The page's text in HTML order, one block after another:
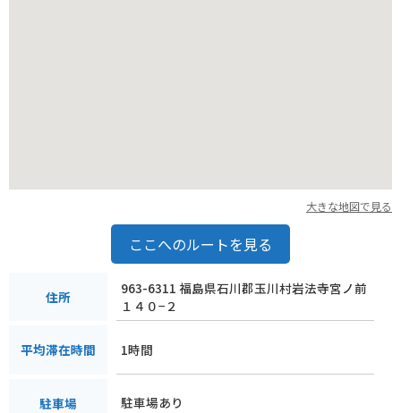
大きな地図で見る
ここへのルートを見る
住所
963-6311 福島県石川郡玉川村岩法寺宮ノ前
１４０−２
平均滞在時間 1時間
駐車場 駐車場あり